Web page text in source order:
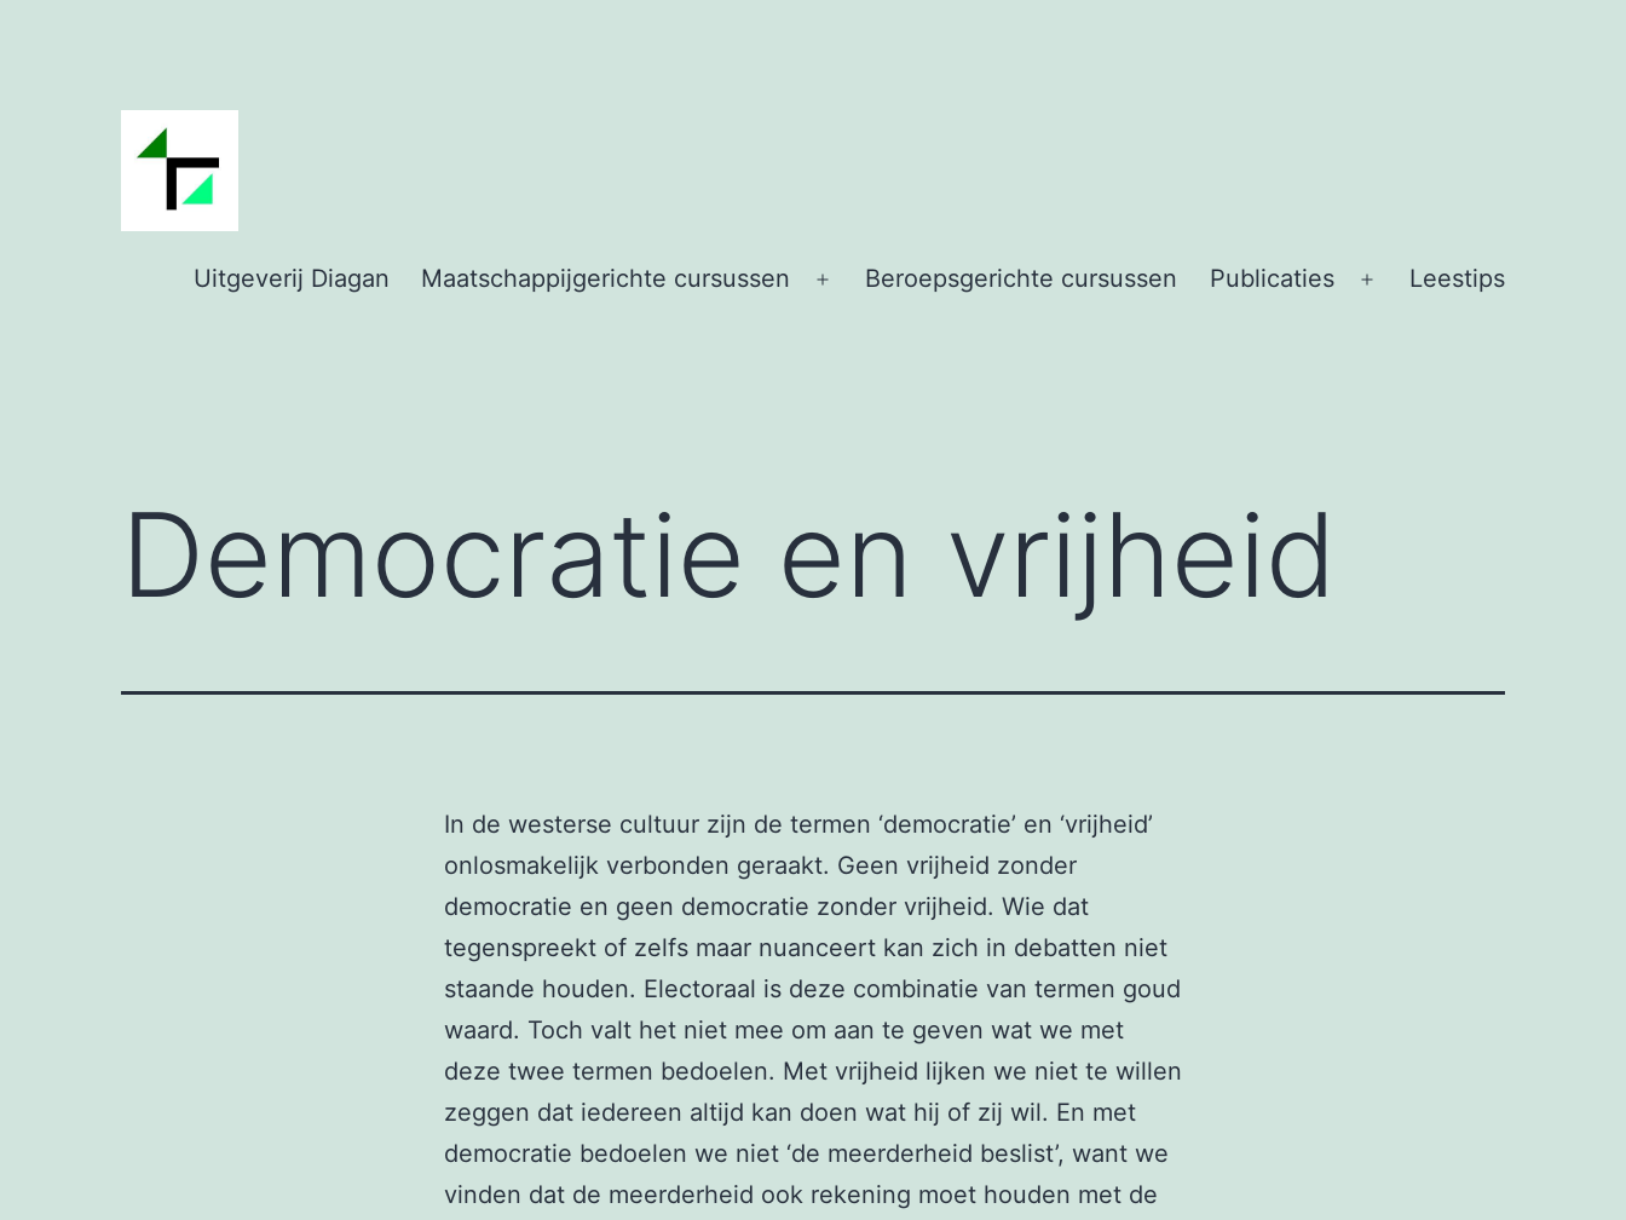
UitgeverijUitgeverij Diagan Maatschappijgerichte cursussen
Open
Beroepsgerichte cursussen Publicaties
Open
Leestips
Democratie en vrijheid
In de westerse cultuur zijn de termen ‘democratie’ en ‘vrijheid’
onlosmakelijk verbonden geraakt. Geen vrijheid zonder
democratie en geen democratie zonder vrijheid. Wie dat
tegenspreekt of zelfs maar nuanceert kan zich in debatten niet
staande houden. Electoraal is deze combinatie van termen goud
waard. Toch valt het niet mee om aan te geven wat we met
deze twee termen bedoelen. Met vrijheid lijken we niet te willen
zeggen dat iedereen altijd kan doen wat hij of zij wil. En met
democratie bedoelen we niet ‘de meerderheid beslist’, want we
vinden dat de meerderheid ook rekening moet houden met de